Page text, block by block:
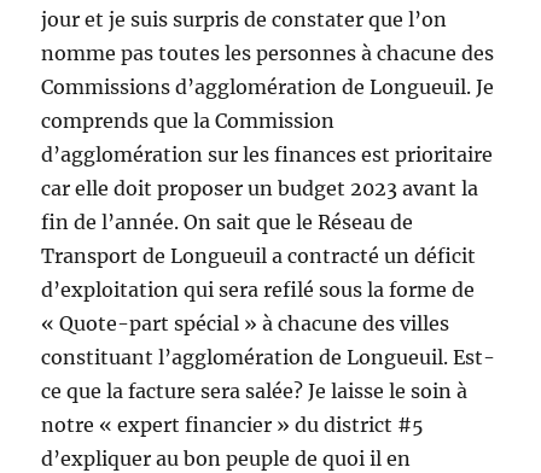
jour et je suis surpris de constater que l’on
nomme pas toutes les personnes à chacune des
Commissions d’agglomération de Longueuil. Je
comprends que la Commission
d’agglomération sur les finances est prioritaire
car elle doit proposer un budget 2023 avant la
fin de l’année. On sait que le Réseau de
Transport de Longueuil a contracté un déficit
d’exploitation qui sera refilé sous la forme de
« Quote-part spécial » à chacune des villes
constituant l’agglomération de Longueuil. Est-
ce que la facture sera salée? Je laisse le soin à
notre « expert financier » du district #5
d’expliquer au bon peuple de quoi il en